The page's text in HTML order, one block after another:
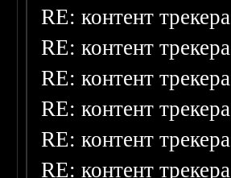
RE: контент трекера
RE: контент трекера
RE: контент трекера
RE: контент трекера
RE: контент трекера
RE: контент трекера